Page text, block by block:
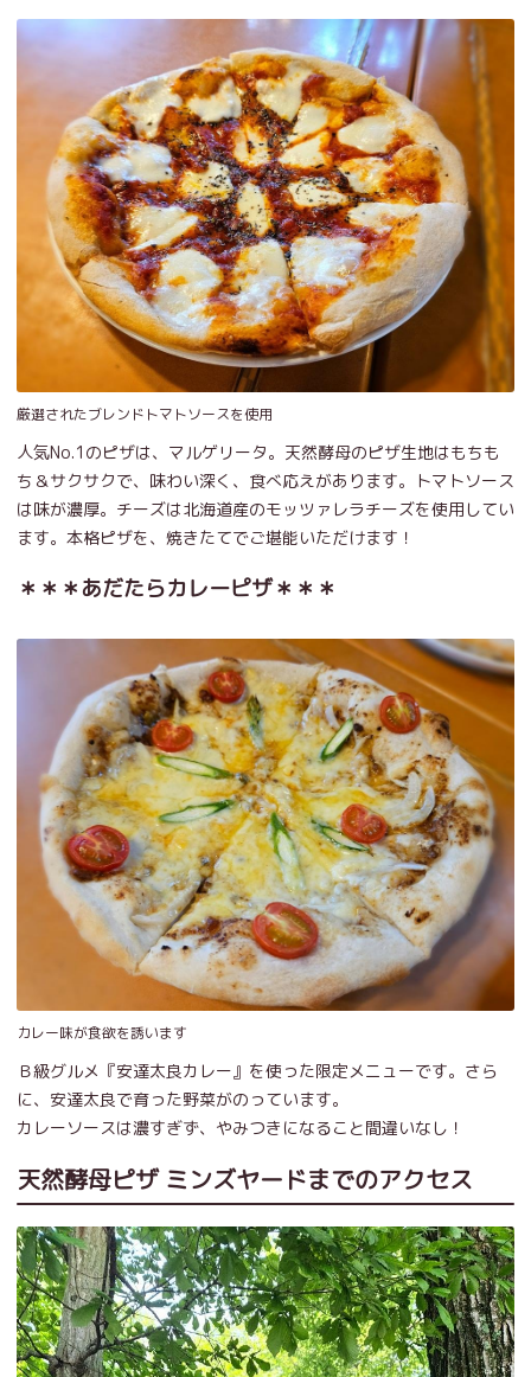
厳選されたブレンドトマトソースを使用
人気No.1のピザは、マルゲリータ。天然酵母のピザ生地はもちも
ち＆サクサクで、味わい深く、食べ応えがあります。トマトソース
は味が濃厚。チーズは北海道産のモッツァレラチーズを使用してい
ます。本格ピザを、焼きたてでご堪能いただけます！
＊＊＊あだたらカレーピザ＊＊＊
カレー味が食欲を誘います
Ｂ級グルメ『安達太良カレー』を使った限定メニューです。さら
に、安達太良で育った野菜がのっています。
カレーソースは濃すぎず、やみつきになること間違いなし！
天然酵母ピザ ミンズヤードまでのアクセス